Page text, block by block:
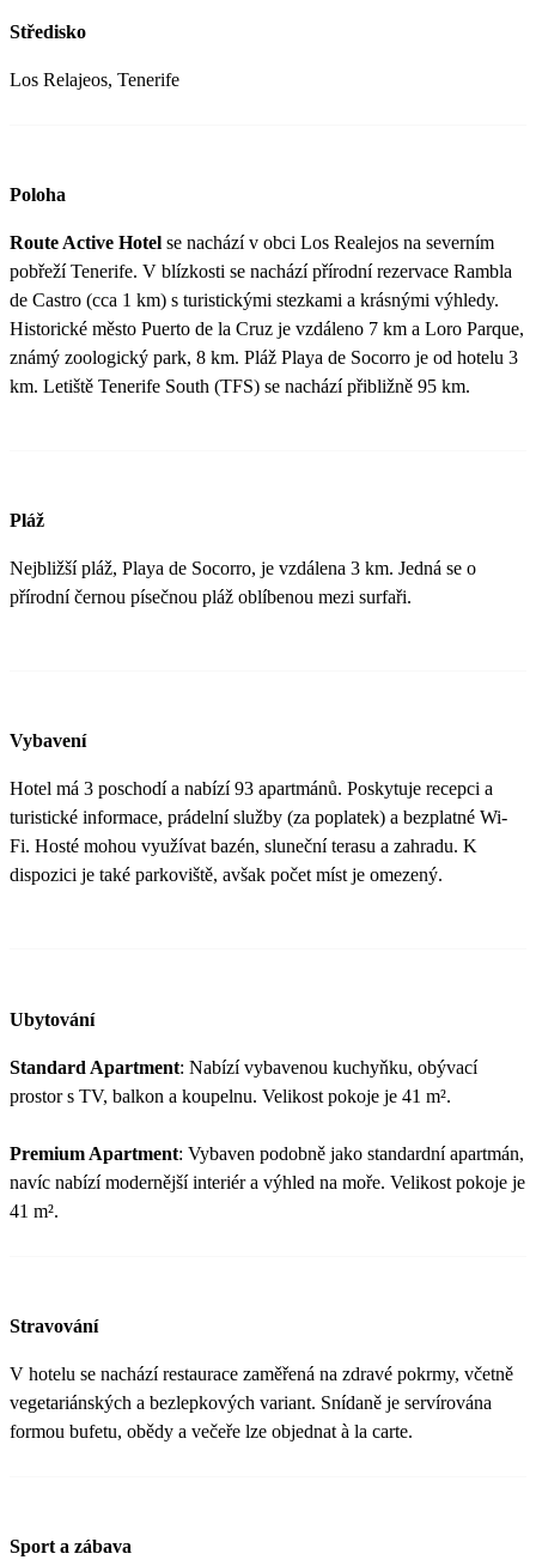
Středisko
Los Relajeos, Tenerife
Poloha
Route Active Hotel se nachází v obci Los Realejos na severním
pobřeží Tenerife. V blízkosti se nachází přírodní rezervace Rambla
de Castro (cca 1 km) s turistickými stezkami a krásnými výhledy.
Historické město Puerto de la Cruz je vzdáleno 7 km a Loro Parque,
známý zoologický park, 8 km. Pláž Playa de Socorro je od hotelu 3
km. Letiště Tenerife South (TFS) se nachází přibližně 95 km.
Pláž
Nejbližší pláž, Playa de Socorro, je vzdálena 3 km. Jedná se o
přírodní černou písečnou pláž oblíbenou mezi surfaři.
Vybavení
Hotel má 3 poschodí a nabízí 93 apartmánů. Poskytuje recepci a
turistické informace, prádelní služby (za poplatek) a bezplatné Wi-
Fi. Hosté mohou využívat bazén, sluneční terasu a zahradu. K
dispozici je také parkoviště, avšak počet míst je omezený.
Ubytování
Standard Apartment: Nabízí vybavenou kuchyňku, obývací
prostor s TV, balkon a koupelnu. Velikost pokoje je 41 m².
Premium Apartment: Vybaven podobně jako standardní apartmán,
navíc nabízí modernější interiér a výhled na moře. Velikost pokoje je
41 m².
Stravování
V hotelu se nachází restaurace zaměřená na zdravé pokrmy, včetně
vegetariánských a bezlepkových variant. Snídaně je servírována
formou bufetu, obědy a večeře lze objednat à la carte.
Sport a zábava